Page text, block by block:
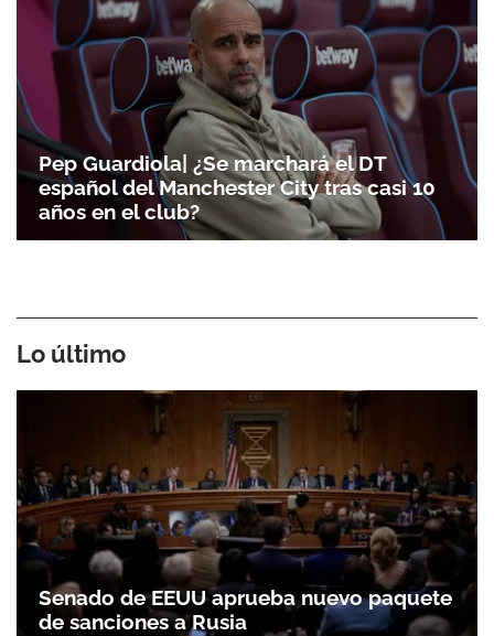
Pep Guardiola| ¿Se marchará el DT
español del Manchester City tras casi 10
años en el club?
Lo último
Senado de EEUU aprueba nuevo paquete
de sanciones a Rusia